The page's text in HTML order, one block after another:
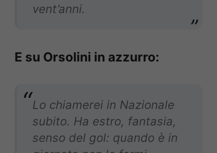
vent’anni.
E su Orsolini in azzurro:
Lo chiamerei in Nazionale
subito. Ha estro, fantasia,
senso del gol: quando è in